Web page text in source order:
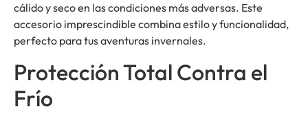
cálido y seco en las condiciones más adversas. Este
accesorio imprescindible combina estilo y funcionalidad,
perfecto para tus aventuras invernales.
Protección Total Contra el
Frío